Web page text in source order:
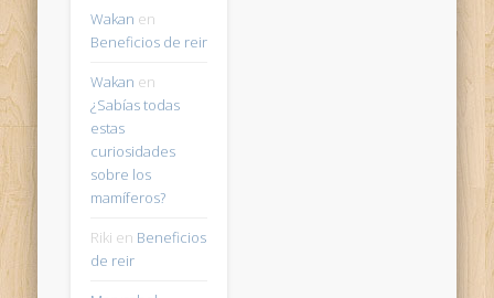
Wakan en
Beneficios de reir
Wakan en
¿Sabías todas
estas
curiosidades
sobre los
mamíferos?
Riki en Beneficios
de reir